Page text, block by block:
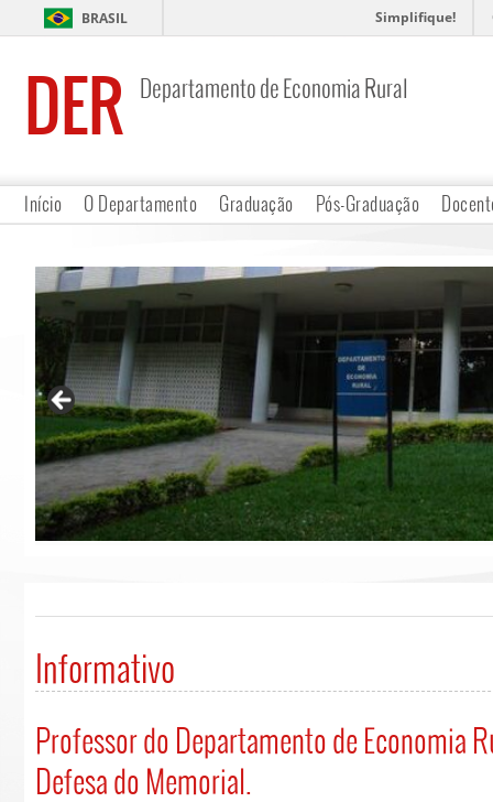
BRASIL Simplifique!
DER Departamento de Economia Rural
Início O Departamento Graduação Pós-Graduação
Informativo
Professor do Departamento de Economia
Defesa do Memorial.